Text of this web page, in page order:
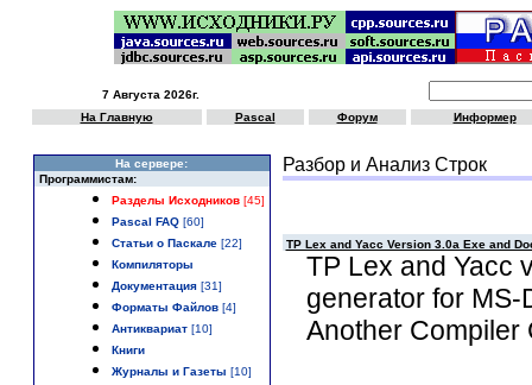
7 Августа 2026г.
На Главную
Pascal Форум Информер
Hа сервере:
Программистам:
Разделы Исходников[45]
Pascal FAQ[60]
Статьи о Паскале[22]
Компиляторы
Документация[31]
Форматы Файлов[4]
Антиквариат[10]
Книги
Журналы и Газеты [10]
Разбор и Анализ Строк
TP Lex and Yacc Version 3.0a Exe and
TP Lex and Yacc
generator for MS-
Another Compiler